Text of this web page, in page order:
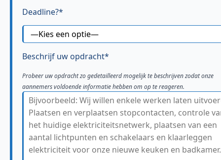
Deadline?*
Beschrijf uw opdracht*
Probeer uw opdracht zo gedetailleerd mogelijk te beschrijven zodat onze
aannemers voldoende informatie hebben om op te reageren.